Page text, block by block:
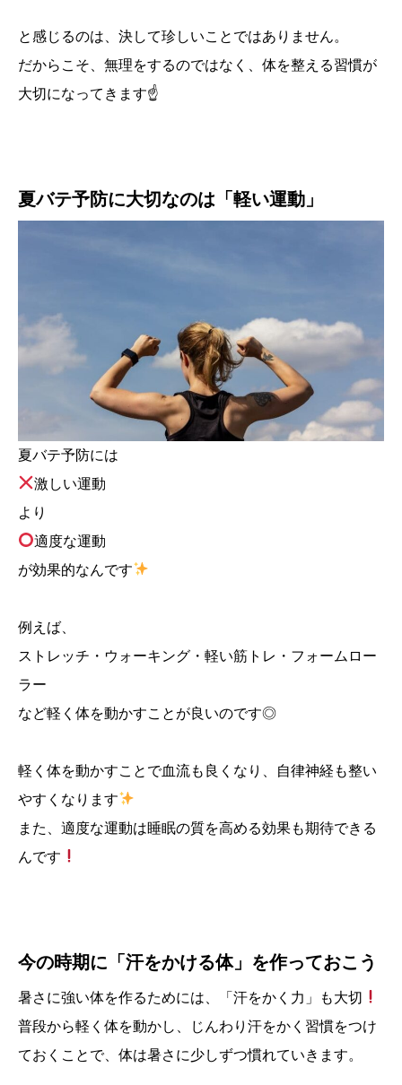
と感じるのは、決して珍しいことではありません。
だからこそ、無理をするのではなく、体を整える習慣が
大切になってきます☝️
夏バテ予防に大切なのは「軽い運動」
夏バテ予防には
激しい運動
より
適度な運動
が効果的なんです
例えば、
ストレッチ・ウォーキング・軽い筋トレ・フォームロー
ラー
など軽く体を動かすことが良いのです◎
軽く体を動かすことで血流も良くなり、自律神経も整い
やすくなります
また、適度な運動は睡眠の質を高める効果も期待できる
んです
今の時期に「汗をかける体」を作っておこう
暑さに強い体を作るためには、「汗をかく力」も大切
普段から軽く体を動かし、じんわり汗をかく習慣をつけ
ておくことで、体は暑さに少しずつ慣れていきます。